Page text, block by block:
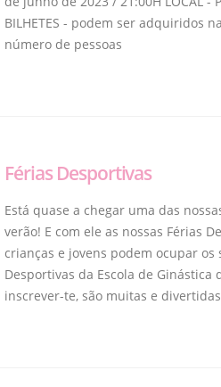
BILHETES - podem ser adquiridos
número de pessoas
Férias Desportivas
Está quase a chegar uma das
verão! E com ele as nossas Férias
crianças e jovens podem ocupar os
Desportivas da Escola de Ginástica
inscrever-te, são muitas e